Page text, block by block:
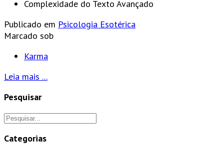
Complexidade do Texto Avançado
Publicado em Psicologia Esotérica
Marcado sob
Karma
Leia mais ...
Pesquisar
Categorias